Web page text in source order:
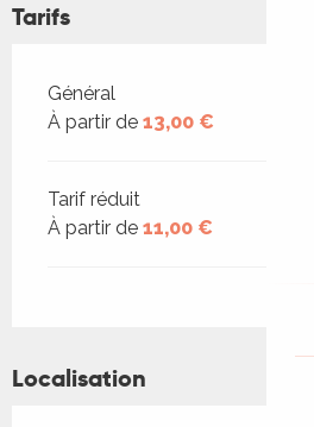
Tarifs
Tarifs 2026
Général
À partir de 13,00 €
Tarif réduit
À partir de 11,00 €
Localisation